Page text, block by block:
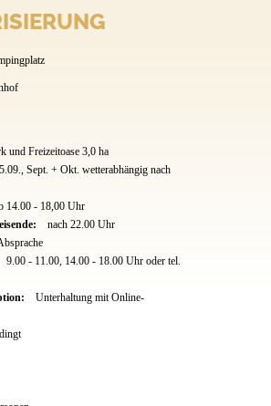
und Freizeitoase 3,0 ha
Sept. + Okt. wetterabhängig nach
14.00 - 18,00 Uhr
nach 22.00 Uhr
9.00 - 11.00, 14.00 - 18.00 Uhr oder tel.
Unterhaltung mit Online-